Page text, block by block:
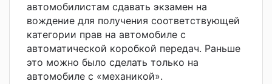
автомобилистам сдавать экзамен на
вождение для получения соответствующей
категории прав на автомобиле с
автоматической коробкой передач. Раньше
это можно было сделать только на
автомобиле с «механикой».